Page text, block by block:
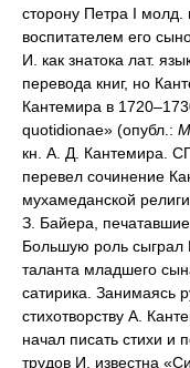
сторону Петра I молд.
воспитателем его
И. как знатока лат.
перевода книг, но
Кантемира в
quotidionae» (опубл.:
кн. А. Д. Кантемира.
перевел сочинение
мухамеданской
З. Байера,
Большую роль сыграл
таланта младшего
сатирика. Занимаясь
стихотворству А.
начал писать стихи и
трудов И. известна